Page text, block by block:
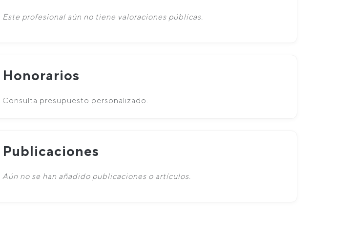
Este profesional aún no tiene valoraciones públicas.
Honorarios
Consulta presupuesto personalizado.
Publicaciones
Aún no se han añadido publicaciones o artículos.